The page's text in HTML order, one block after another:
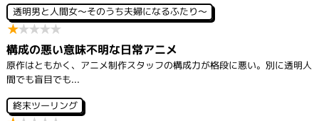
透明男と人間女～そのうち夫婦になるふたり～
★★★★★
構成の悪い意味不明な日常アニメ
原作はともかく、アニメ制作スタッフの構成力が格段に悪い。別に透明人
間でも盲目でも...
終末ツーリング